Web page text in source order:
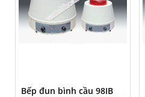
Bếp đun bình cầu 98IB